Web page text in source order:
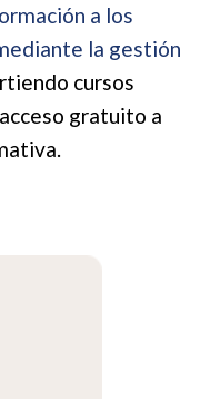
a los
la gestión
cursos
gratuito a